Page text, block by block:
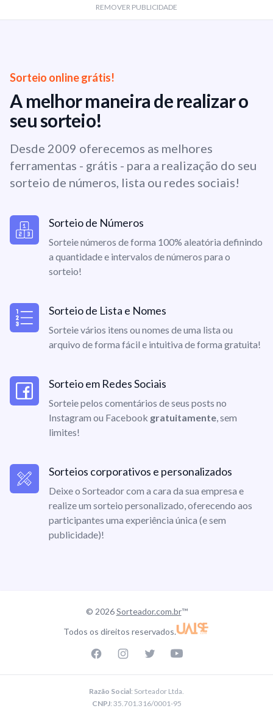
REMOVER PUBLICIDADE
Sorteio online grátis!
A melhor maneira de realizar o
seu sorteio!
Desde 2009 oferecemos as melhores
ferramentas - grátis - para a realização do seu
sorteio de números, lista ou redes sociais!
Sorteio de Números
Sorteie números de forma 100% aleatória definindo
a quantidade e intervalos de números para o
sorteio!
Sorteio de Lista e Nomes
Sorteie vários itens ou nomes de uma lista ou
arquivo de forma fácil e intuitiva de forma gratuita!
Sorteio em Redes Sociais
Sorteie pelos comentários de seus posts no
Instagram ou Facebook gratuitamente, sem
limites!
Sorteios corporativos e personalizados
Deixe o Sorteador com a cara da sua empresa e
realize um sorteio personalizado, oferecendo aos
participantes uma experiência única (e sem
publicidade)!
© 2026Sorteador.com.br™
Todos os direitos reservados.
Razão Social: Sorteador Ltda.
CNPJ: 35.701.316/0001-95